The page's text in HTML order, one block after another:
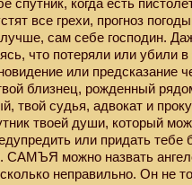
все грехи, прогноз
сам себе господин.
что потеряли или убили
или предсказание
близнец, рожденный
твой судья, адвокат и
твоей души, который
или придать тебе
САМЪЯ можно назвать
неправильно. Он не